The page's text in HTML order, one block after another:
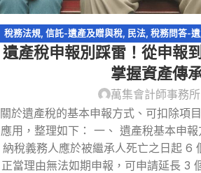
稅務法規, 信託-遺產及贈與稅, 民法, 稅務問答-
及贈與稅 ,遺產特留分,
遺產稅申報別踩雷！從申報
掌握資產傳
萬集會計師事務所
關於遺產稅的基本申報方式、可扣除項
應用，整理如下： 一、 遺產稅基本申報
納稅義務人應於被繼承人死亡之日起 6
正當理由無法如期申報，可申請延長 3